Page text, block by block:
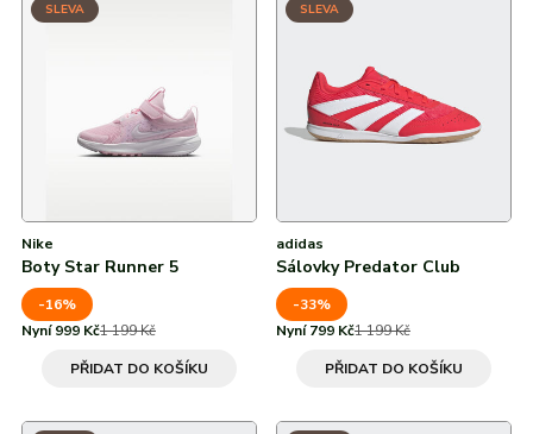
SLEVA
Nike
Boty Star Runner 5
-16%
Nyní 999 Kč1 199 Kč
PŘIDAT DO KOŠÍKU
SLEVA
adidas
Sálovky Predator Club
-33%
Nyní 799 Kč1 199 Kč
PŘIDAT DO KOŠÍKU